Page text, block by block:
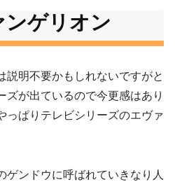
ンゲリオン
説明不要かもしれないですがと
ズが出ているので今更感はあり
っぱりテレビシリーズのエヴァ
ゲンドウに呼ばれていきなり人